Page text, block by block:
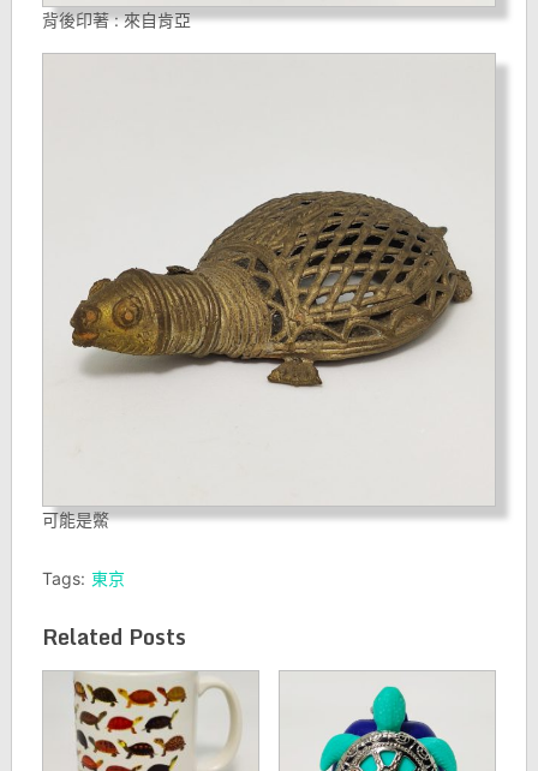
背後印著 : 來自肯亞
可能是鱉
Tags: 東京
Related Posts